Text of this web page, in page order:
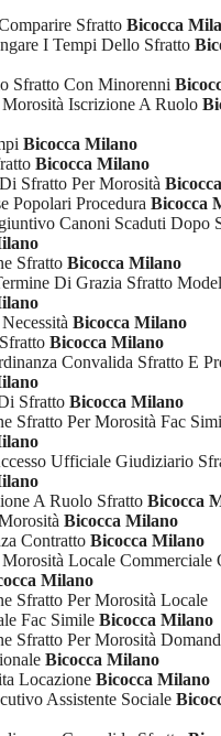
Sfratto Bicocca
I Tempi Dello Sfratto
Sfratto Con Minorenni
Morosità Iscrizione A Ruolo
Bicocca Milano
Bicocca Milano
Sfratto Per Morosità
Popolari Procedura Bicocca
Canoni Scaduti Dopo
Sfratto Bicocca Milano
Di Grazia Sfratto
Bicocca Milano
Bicocca Milano
Convalida Sfratto E
Sfratto Bicocca Milano
Sfratto Per Morosità Fac
Ufficiale Giudiziario
A Ruolo Sfratto Bicocca
Bicocca Milano
Contratto Bicocca Milano
Locale Commerciale
Milano
Sfratto Per Morosità Locale
Fac Simile Bicocca Milano
Sfratto Per Morosità
Bicocca Milano
Locazione Bicocca Milano
Assistente Sociale